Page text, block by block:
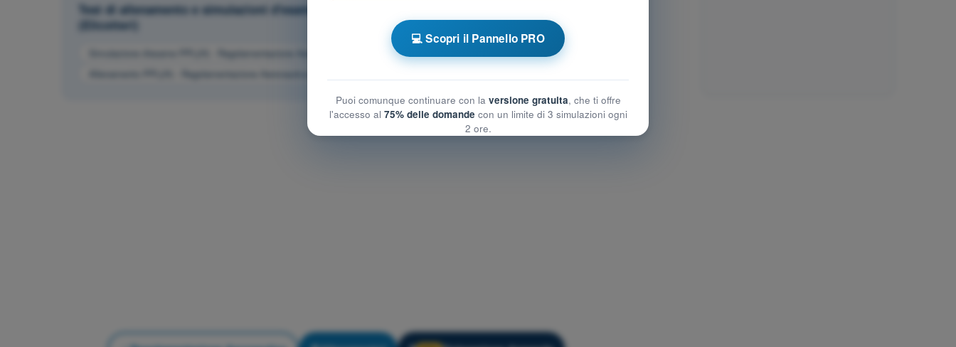
Test di allenamento e simulazioni d'esame a tempo PPL(H) - Licenza Pilota Privato
(Elicotteri)
Simulazione d'esame PPL(H) - Regolamentazione Aeronautica
Allenamento PPL(H) - Regolamentazione Aeronautica
💻 Scopri il Pannello PRO
Puoi comunque continuare con la versione gratuita, che ti offre
l'accesso al 75% delle domande con un limite di 3 simulazioni ogni
2 ore.